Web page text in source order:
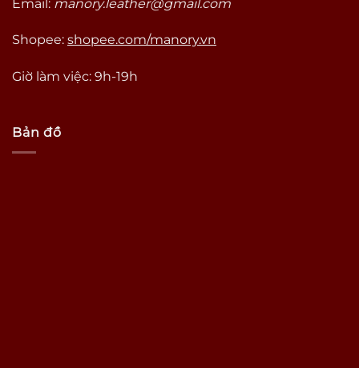
Email: manory.leather@gmail.com
Shopee: shopee.com/manory.vn
Giờ làm việc: 9h-19h
Bản đồ